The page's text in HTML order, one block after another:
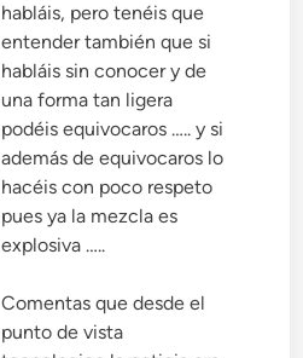
habláis, pero tenéis que
entender también que si
habláis sin conocer y de
una forma tan ligera
podéis equivocaros ….. y si
además de equivocaros lo
hacéis con poco respeto
pues ya la mezcla es
explosiva …..
Comentas que desde el
punto de vista